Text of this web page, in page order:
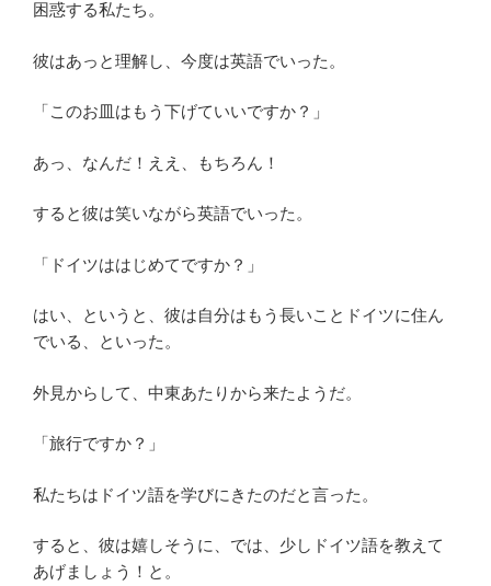
困惑する私たち。
彼はあっと理解し、今度は英語でいった。
「このお皿はもう下げていいですか？」
あっ、なんだ！ええ、もちろん！
すると彼は笑いながら英語でいった。
「ドイツははじめてですか？」
はい、というと、彼は自分はもう長いことドイツに住ん
でいる、といった。
外見からして、中東あたりから来たようだ。
「旅行ですか？」
私たちはドイツ語を学びにきたのだと言った。
すると、彼は嬉しそうに、では、少しドイツ語を教えて
あげましょう！と。